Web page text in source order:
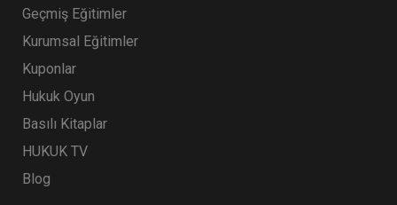
Geçmiş Eğitimler
Kurumsal Eğitimler
Kuponlar
Hukuk Oyun
Basılı Kitaplar
HUKUK TV
Blog